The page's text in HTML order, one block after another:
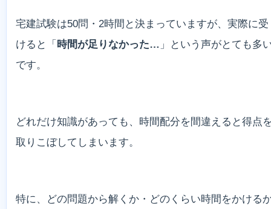
宅建試験は50問・2時間と決まっていますが、実際に受
けると「 時間が足りなかった… 」という声がとても多
です。
どれだけ知識があっても、時間配分を間違えると得点
取りこぼしてしまいます。
特に、どの問題から解くか・どのくらい時間をかける